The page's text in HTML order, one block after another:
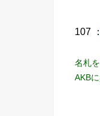
107 ：
名札
AKB